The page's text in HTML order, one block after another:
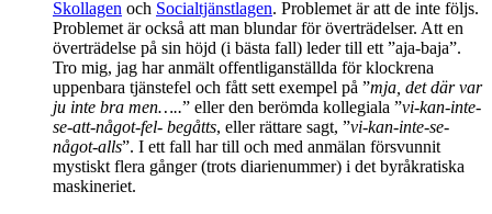
Skollagen och Socialtjänstlagen. Problemet är att de inte följs.
Problemet är också att man blundar för överträdelser. Att en
överträdelse på sin höjd (i bästa fall) leder till ett ”aja-baja”.
Tro mig, jag har anmält offentliganställda för klockrena
uppenbara tjänstefel och fått sett exempel på ”mja, det där var
ju inte bra men…..” eller den berömda kollegiala ”vi-kan-inte-
se-att-något-fel- begåtts, eller rättare sagt, ”vi-kan-inte-se-
något-alls”. I ett fall har till och med anmälan försvunnit
mystiskt flera gånger (trots diarienummer) i det byråkratiska
maskineriet.